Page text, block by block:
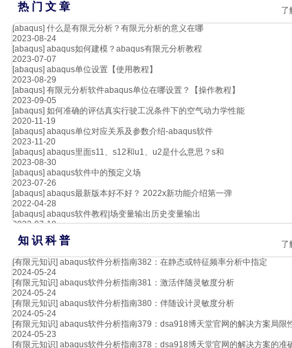
热 门 文 章
了
[abaqus] 什么是有限元分析？有限元分析的意义在哪
2023-08-24
[abaqus] abaqus如何建模？abaqus有限元分析教程
2023-07-07
[abaqus] abaqus单位设置【使用教程】
2023-08-29
[abaqus] 有限元分析软件abaqus单位在哪设置？【操作教程】
2023-09-05
[abaqus] 如何准确的评估真实行驶工况条件下的空气动力学性能
2020-11-19
[abaqus] abaqus单位对应关系及参数介绍-abaqus软件
2023-11-20
[abaqus] abaqus里面s11、s12和u1、u2是什么意思？s和
2023-08-30
[abaqus] abaqus软件中的预定义场
2023-07-26
[abaqus] abaqus最新版本好不好？ 2022x新功能介绍第一弹
2022-04-28
[abaqus] abaqus软件教程|场变量输出历史变量输出
2023-07-18
知 识 科 普
了
[有限元知识] abaqus软件分析指南382：在静态或特征频率分析中指定
2024-05-24
[有限元知识] abaqus软件分析指南381：激活伴随灵敏度分析
2024-05-24
[有限元知识] abaqus软件分析指南380：伴随设计灵敏度分析
2024-05-24
[有限元知识] abaqus软件分析指南379：dsa918博天堂官网的解决方案局限
2024-05-23
[有限元知识] abaqus软件分析指南378：dsa918博天堂官网的解决方案的准